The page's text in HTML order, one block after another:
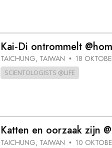
Kai‑Di ontrommelt
TAICHUNG, TAIWAN • 18
SCIENTOLOGISTS @LIFE
Katten en oorzaak zijn
TAICHUNG, TAIWAN • 10